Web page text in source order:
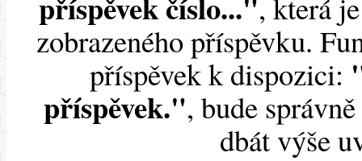
zobrazeného příspěvku.
příspěvek k dispozici:
příspěvek.", bude
dbát výše